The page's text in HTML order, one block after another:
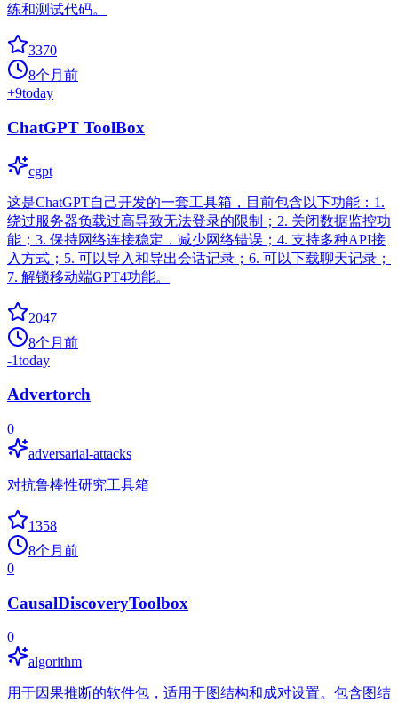
练和测试代码。
3370
8个月前
+9today
ChatGPT ToolBox
cgpt
这是ChatGPT自己开发的一套工具箱，目前包含以下功能：1.
绕过服务器负载过高导致无法登录的限制；2. 关闭数据监控功
能；3. 保持网络连接稳定，减少网络错误；4. 支持多种API接
入方式；5. 可以导入和导出会话记录；6. 可以下载聊天记录；
7. 解锁移动端GPT4功能。
2047
8个月前
-1today
Advertorch
0
adversarial-attacks
对抗鲁棒性研究工具箱
1358
8个月前
0
CausalDiscoveryToolbox
0
algorithm
用于因果推断的软件包，适用于图结构和成对设置。包含图结